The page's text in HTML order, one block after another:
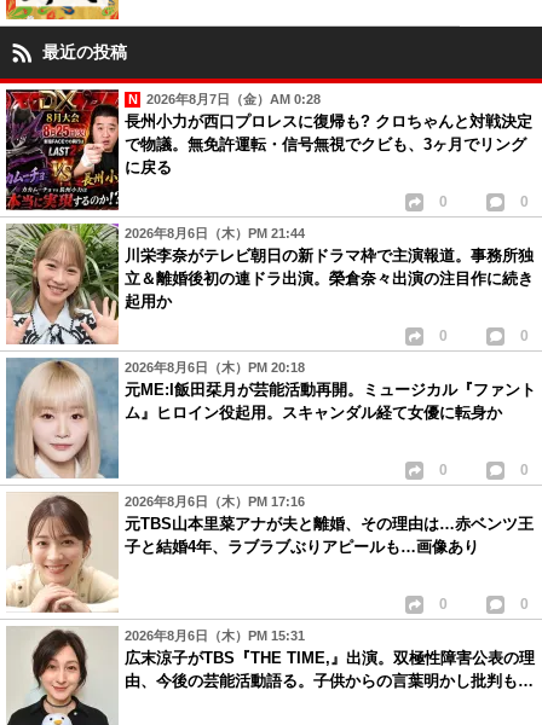
最近の投稿
2026年8月7日（金）AM 0:28
長州小力が西口プロレスに復帰も? クロちゃんと対戦決定
で物議。無免許運転・信号無視でクビも、3ヶ月でリング
に戻る
0 0
2026年8月6日（木）PM 21:44
川栄李奈がテレビ朝日の新ドラマ枠で主演報道。事務所独
立＆離婚後初の連ドラ出演。榮倉奈々出演の注目作に続き
起用か
0 0
2026年8月6日（木）PM 20:18
元ME:I飯田栞月が芸能活動再開。ミュージカル『ファント
ム』ヒロイン役起用。スキャンダル経て女優に転身か
0 0
2026年8月6日（木）PM 17:16
元TBS山本里菜アナが夫と離婚、その理由は…赤ベンツ王
子と結婚4年、ラブラブぶりアピールも…画像あり
0 0
2026年8月6日（木）PM 15:31
広末涼子がTBS『THE TIME,』出演。双極性障害公表の理
由、今後の芸能活動語る。子供からの言葉明かし批判も…